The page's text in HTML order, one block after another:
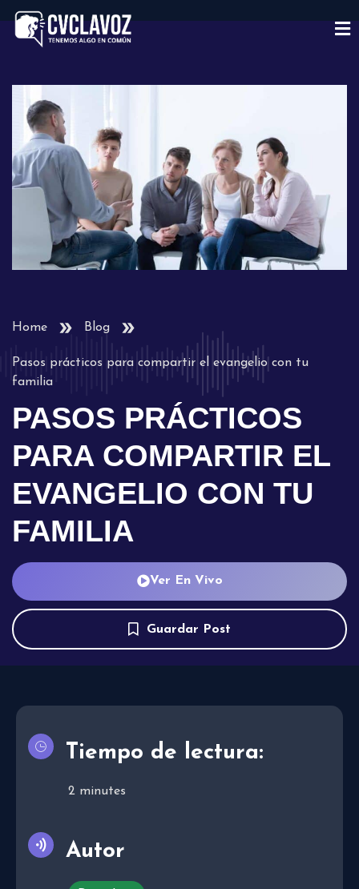
Home Blog
Pasos prácticos para compartir el evangelio con tu
familia
PASOS PRÁCTICOS
PARA COMPARTIR EL
EVANGELIO CON TU
FAMILIA
Ver En Vivo
Guardar Post
Tiempo de lectura:
2 minutes
Autor